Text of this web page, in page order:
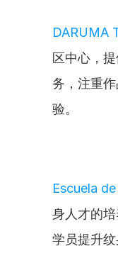
DARUMA
区中心，
务，注重
验。
Escuela
身人才的
学员提升纹